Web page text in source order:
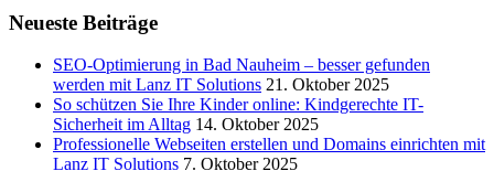
Neueste Beiträge
SEO-Optimierung in Bad Nauheim – besser gefunden
werden mit Lanz IT Solutions 21. Oktober 2025
So schützen Sie Ihre Kinder online: Kindgerechte IT-
Sicherheit im Alltag 14. Oktober 2025
Professionelle Webseiten erstellen und Domains einrichten mit
Lanz IT Solutions 7. Oktober 2025